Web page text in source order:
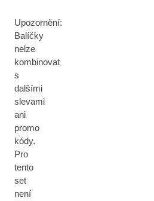
Upozornění:
Balíčky
nelze
kombinovat
s
dalšími
slevami
ani
promo
kódy.
Pro
tento
set
není